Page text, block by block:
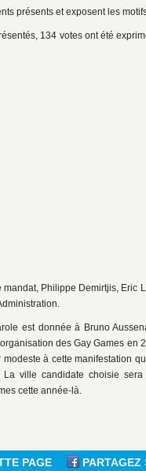
présents et exposent les
134 votes ont été
mandat, Philippe Demirtjis, Eric
est donnée à Bruno
des Gay Games en
à cette manifestation
ville candidate choisie
cette année-là.
PAGE PARTAGEZ